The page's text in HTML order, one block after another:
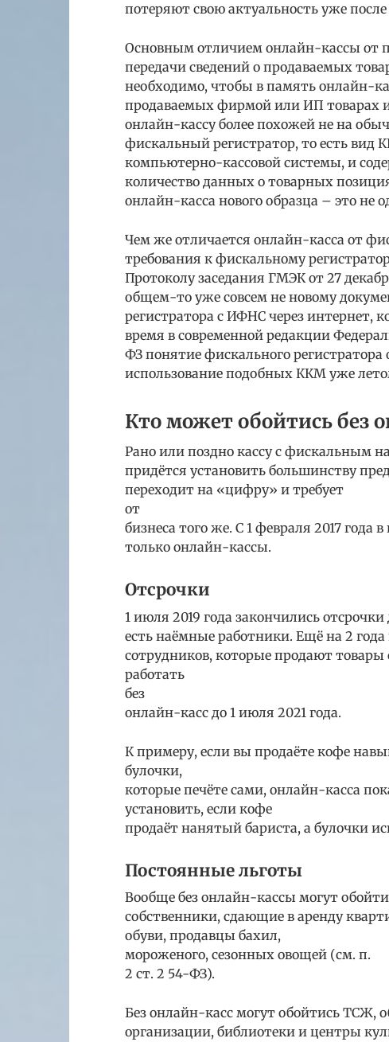
потеряют свою актуальность уже после
Основным отличием онлайн-кассы от
передачи сведений о продаваемых
необходимо, чтобы в память онлайн-
продаваемых фирмой или ИП товарах и
онлайн-кассу более похожей не на
фискальный регистратор, то есть вид
компьютерно-кассовой системы, и
количество данных о товарных
онлайн-касса нового образца – это не
Чем же отличается онлайн-касса от
требования к фискальному
Протоколу заседания ГМЭК от 27
общем-то уже совсем не новому
регистратора с ИФНС через интернет,
время в современной редакции
ФЗ понятие фискального
использование подобных ККМ уже
Кто может обойтись без
Рано или поздно кассу с фискальным
придётся установить большинству
переходит на «цифру» и требует
от
бизнеса того же. С 1 февраля 2017 года
только онлайн-кассы.
Отсрочки
1 июля 2019 года закончились
есть наёмные работники. Ещё на 2
сотрудников, которые продают товары
работать
без
онлайн-касс до 1 июля 2021 года.
К примеру, если вы продаёте кофе
булочки,
которые печёте сами, онлайн-касса
установить, если кофе
продаёт нанятый бариста, а булочки
Постоянные льготы
Вообще без онлайн-кассы могут
собственники, сдающие в аренду
обуви, продавцы бахил,
мороженого, сезонных овощей (см. п.
2 ст. 2 54-ФЗ).
Без онлайн-касс могут обойтись ТСЖ,
организации, библиотеки и центры